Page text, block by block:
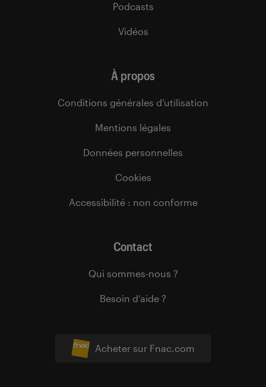
Acheter sur Fnac.com
Podcasts
Vidéos
À propos
Conditions générales d’utilisation
Mentions légales
Données personnelles
Cookies
Accessibilité : non conforme
Contact
Qui sommes-nous ?
Besoin d’aide ?